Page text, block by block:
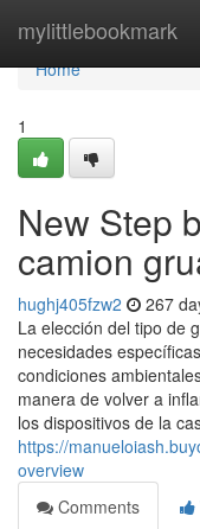
mylittlebookmark
Home
Home
1
New Step
camion
hughj405fzw2 267
La elección del tipo de
necesidades
condiciones
manera de volver a
los dispositivos de la
https://
overview
Comments